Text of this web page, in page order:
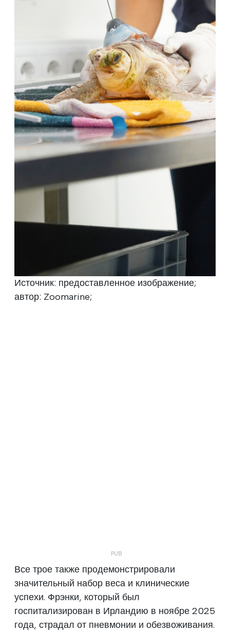
Источник: предоставленное изображение;
автор: Zoomarine;
Все трое также продемонстрировали
значительный набор веса и клинические
успехи. Фрэнки, который был
госпитализирован в Ирландию в ноябре 2025
года, страдал от пневмонии и обезвоживания.